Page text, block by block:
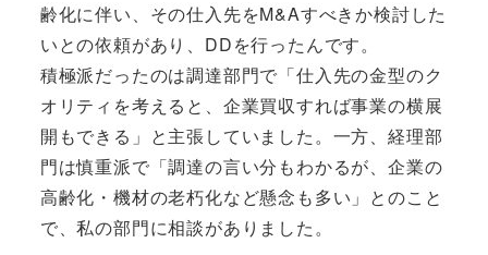
齢化に伴い、その仕入先をM&Aすべきか検討した
いとの依頼があり、DDを行ったんです。
積極派だったのは調達部門で「仕入先の金型のク
オリティを考えると、企業買収すれば事業の横展
開もできる」と主張していました。一方、経理部
門は慎重派で「調達の言い分もわかるが、企業の
高齢化・機材の老朽化など懸念も多い」とのこと
で、私の部門に相談がありました。